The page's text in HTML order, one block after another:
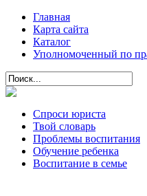
Главная
Карта сайта
Каталог
Уполномоченный по
Спроси юриста
Твой словарь
Проблемы воспитания
Обучение ребенка
Воспитание в семье